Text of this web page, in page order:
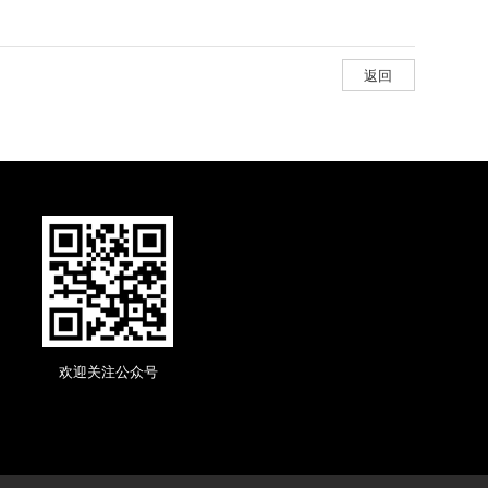
返回
欢迎关注公众号